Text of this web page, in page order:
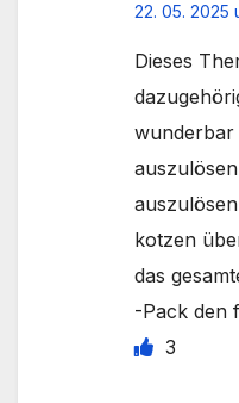
22. 05. 2025
Dieses
wunderbar
kotzen
das
-Pack den
3